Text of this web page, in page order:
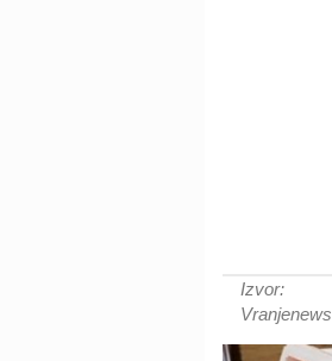
Izvor:
Vranjenews